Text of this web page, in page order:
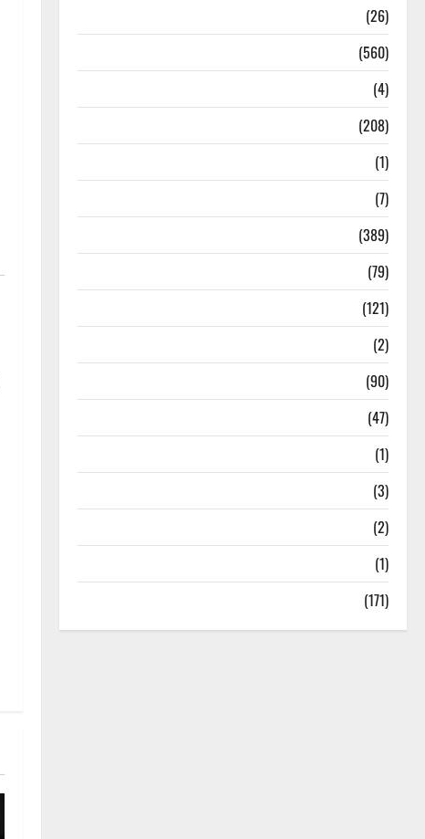
(26)
(560)
(4)
(208)
(1)
(7)
(389)
(79)
(121)
(2)
(90)
(47)
(1)
(3)
(2)
(1)
(171)